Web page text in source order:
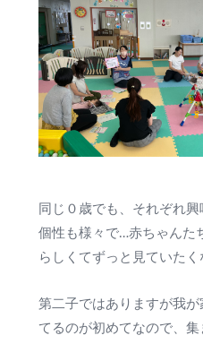
同じ０歳でも、それぞれ
個性も様々で…赤ちゃんた
らしくてずっと見ていたく
第二子ではありますが我
てるのが初めてなので、